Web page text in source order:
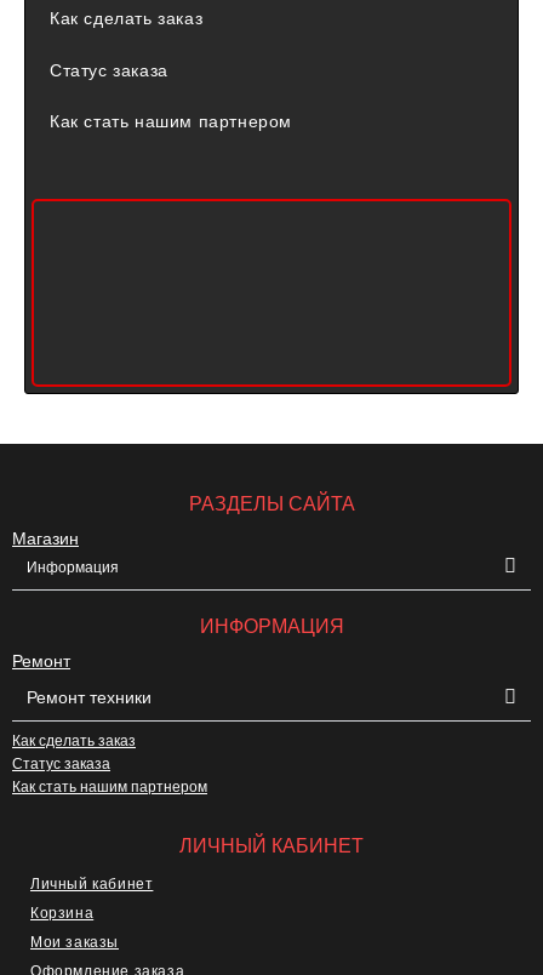
Как сделать заказ
Статус заказа
Как стать нашим партнером
РАЗДЕЛЫ САЙТА
Магазин
Информация
ИНФОРМАЦИЯ
Ремонт
Ремонт техники
Как сделать заказ
Статус заказа
Как стать нашим партнером
ЛИЧНЫЙ КАБИНЕТ
Личный кабинет
Корзина
Мои заказы
Оформление заказа